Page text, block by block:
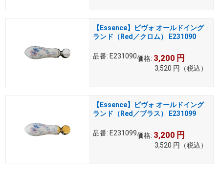
【Essence】ピヴォ オールドイング
ランド（Red／クロム） E231090
品番: E231090価格: 3,200 円
3,520 円 （税込）
【Essence】ピヴォ オールドイング
ランド（Red／ブラス） E231099
品番: E231099価格: 3,200 円
3,520 円 （税込）